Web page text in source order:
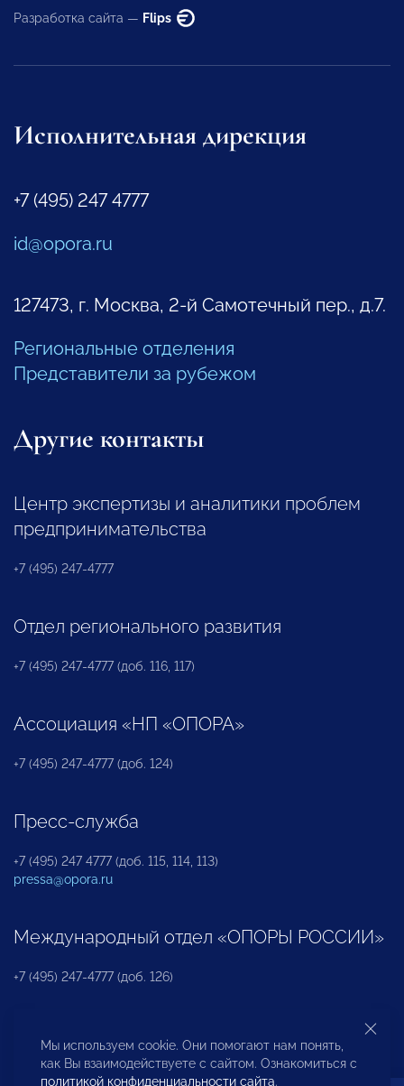
Разработка сайта — Flips
Исполнительная дирекция
+7 (495) 247 4777
id@opora.ru
127473, г. Москва, 2-й Самотечный пер., д.7.
Региональные отделения
Представители за рубежом
Другие контакты
Центр экспертизы и аналитики проблем
предпринимательства
+7 (495) 247-4777
Отдел регионального развития
+7 (495) 247-4777 (доб. 116, 117)
Ассоциация «НП «ОПОРА»
+7 (495) 247-4777 (доб. 124)
Пресс-служба
+7 (495) 247 4777 (доб. 115, 114, 113)
pressa@opora.ru
Международный отдел «ОПОРЫ РОССИИ»
+7 (495) 247-4777 (доб. 126)
Бюро по защите прав предпринимателей и
инвесторов
Мы используем cookie. Они помогают нам понять,
как Вы взаимодействуете с сайтом. Ознакомиться с
политикой конфиденциальности сайта.